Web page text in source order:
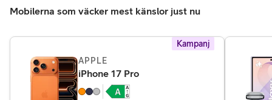
Mobilerna som väcker mest känslor just nu
Kampanj
APPLE
iPhone 17 Pro,